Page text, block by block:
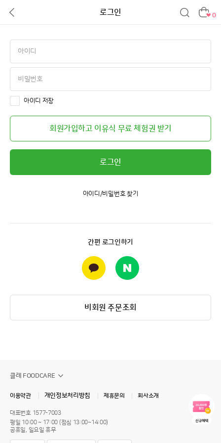
로그인 0
아이디 저장
회원가입하고 이유식 무료 체험권 받기
로그인
아이디/비밀번호 찾기
간편 로그인하기
비회원 주문조회
클레 FOODCARE
이용약관 개인정보처리방침 제휴문의 회사소개
대표번호 1577-7003
평일 10:00 ~ 17:00 (점심 13:00~14:00)
공휴일, 일요일 휴무